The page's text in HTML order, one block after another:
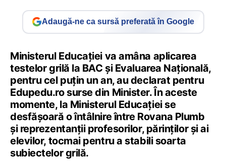
Adaugă-ne ca sursă preferată în Google
Ministerul Educației va amâna aplicarea
testelor grilă la BAC și Evaluarea Națională,
pentru cel puțin un an, au declarat pentru
Edupedu.ro surse din Minister. În aceste
momente, la Ministerul Educației se
desfășoară o întâlnire între Rovana Plumb
și reprezentanții profesorilor, părinților și ai
elevilor, tocmai pentru a stabili soarta
subiectelor grilă.